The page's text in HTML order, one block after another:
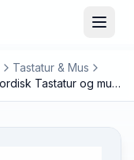
Tastatur & Mus
Logitech MK620 Combo For Business Nordisk Tastatur og mus-sæt